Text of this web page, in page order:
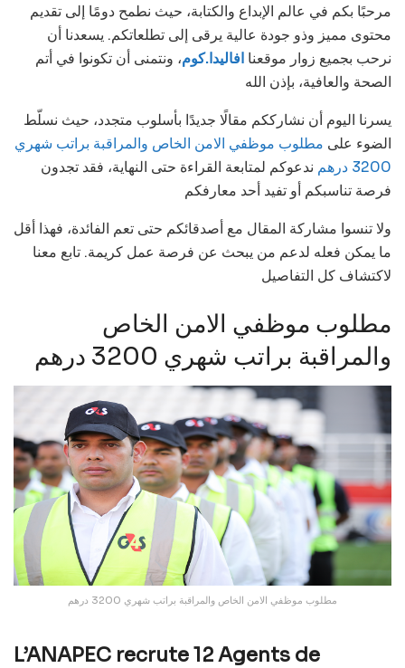
مرحبًا بكم في عالم الإبداع والكتابة، حيث نطمح دومًا إلى تقديم
محتوى مميز وذو جودة عالية يرقى إلى تطلعاتكم. يسعدنا أن
نرحب بجميع زوار موقعنا افاليدا.كوم، ونتمنى أن تكونوا في أتم
الصحة والعافية، بإذن الله
يسرنا اليوم أن نشارككم مقالًا جديدًا بأسلوب متجدد، حيث نسلّط
الضوء على مطلوب موظفي الامن الخاص والمراقبة براتب شهري
3200 درهم
ندعوكم لمتابعة القراءة حتى النهاية، فقد تجدون
فرصة تناسبكم أو تفيد أحد معارفكم
ولا تنسوا مشاركة المقال مع أصدقائكم حتى تعم الفائدة، فهذا أقل
ما يمكن فعله لدعم من يبحث عن فرصة عمل كريمة. تابع معنا
لاكتشاف كل التفاصيل
مطلوب موظفي الامن الخاص
والمراقبة براتب شهري 3200 درهم
مطلوب موظفي الامن الخاص والمراقبة براتب شهري 3200 درهم
L’ANAPEC recrute 12 Agents de